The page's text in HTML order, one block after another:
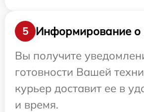
5
Информирование о
Вы получите
готовности Вашей
курьер доставит ее в
и время.